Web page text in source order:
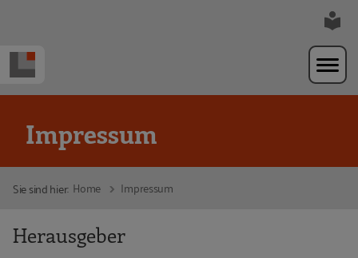
Impressum
Sie sind hier: Home Impressum
Herausgeber